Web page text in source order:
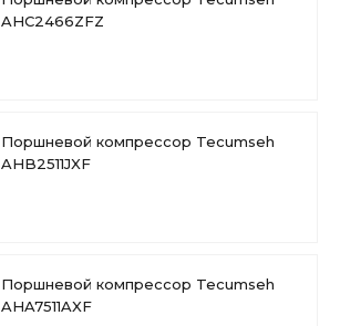
AHC2466ZFZ
Поршневой компрессор Tecumseh
AHB2511JXF
Поршневой компрессор Tecumseh
AHA7511AXF